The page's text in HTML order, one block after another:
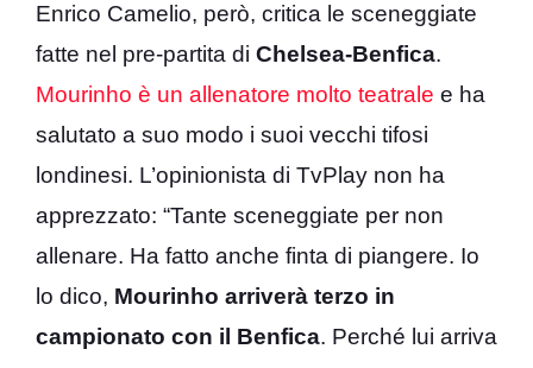
Enrico Camelio, però, critica le sceneggiate
fatte nel pre-partita di Chelsea-Benfica.
Mourinho è un allenatore molto teatrale e ha
salutato a suo modo i suoi vecchi tifosi
londinesi. L’opinionista di TvPlay non ha
apprezzato: “Tante sceneggiate per non
allenare. Ha fatto anche finta di piangere. Io
lo dico, Mourinho arriverà terzo in
campionato con il Benfica. Perché lui arriva